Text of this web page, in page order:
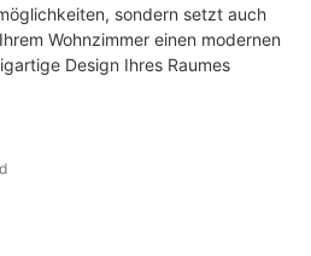
sondern setzt auch
Wohnzimmer einen modernen
Design Ihres Raumes